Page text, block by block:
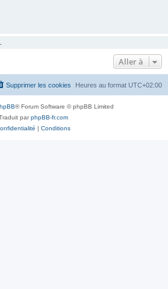
Aller à
Heures au format UTC+02:00
Supprimer les cookies
® Forum Software © phpBB Limited
parphpBB-fr.com
| Conditions